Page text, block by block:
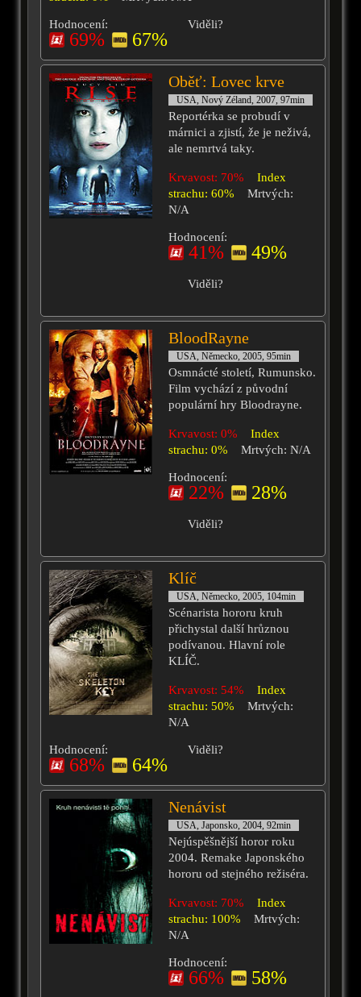
Hodnocení:
69% 67%
Viděli?
Oběť: Lovec krve
USA, Nový Zéland, 2007, 97min
Reportérka se probudí v
márnici a zjistí, že je neživá,
ale nemrtvá taky.
Krvavost: 70%
Index
strachu: 60%
Mrtvých:
N/A
Hodnocení:
41% 49%
Viděli?
BloodRayne
USA, Německo, 2005, 95min
Osmnácté století, Rumunsko.
Film vychází z původní
populární hry Bloodrayne.
Krvavost: 0%
Index
strachu: 0%
Mrtvých: N/A
Hodnocení:
22% 28%
Viděli?
Klíč
USA, Německo, 2005, 104min
Scénarista hororu kruh
přichystal další hrůznou
podívanou. Hlavní role
KLÍČ.
Krvavost: 54%
Index
strachu: 50%
Mrtvých:
N/A
Hodnocení:
68% 64%
Viděli?
Nenávist
USA, Japonsko, 2004, 92min
Nejúspěšnější horor roku
2004. Remake Japonského
hororu od stejného režiséra.
Krvavost: 70%
Index
strachu: 100%
Mrtvých:
N/A
Hodnocení:
66% 58%